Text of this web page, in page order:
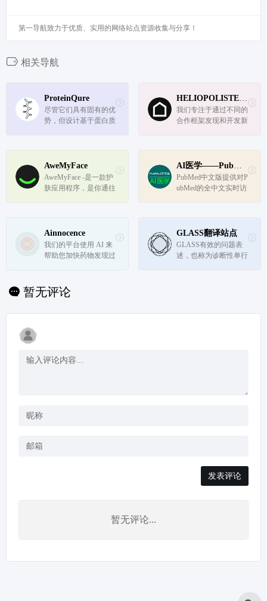
第一导航致力于优质、实用的网络站点资源收集与分享！
相关导航
ProteinQure
尽管它们具有固有的优
势，但设计基于蛋白质
算工具以前一直受阻。
我们利用基于物理的方
法和新颖的机器学习算
HELIOPOLISTECH
我们专注于通过不同的
合作框架发现和开发新
AweMyFace
AweMyFace -是一款护
肤应用程序，是你通往
人。但没有一个能帮助
所有人的正确解决方
案。这就是为什么了解
AI医学——PubMed中文版
PubMed中文版提供对P
ubMed的全中文实时访
Ainnocence
我们的平台使用 AI 来
帮助您加快药物发现过
GLASS翻译站点
GLASS有效的问题表
述，也称为诊断性单行
暂无评论
发表评论
暂无评论...